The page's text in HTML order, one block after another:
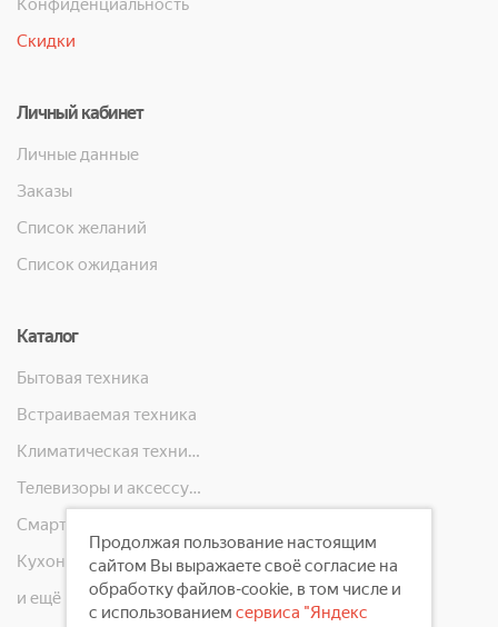
Конфиденциальность
Скидки
Личный кабинет
Личные данные
Заказы
Список желаний
Список ожидания
Каталог
Бытовая техника
Встраиваемая техника
Климатическая техника
Телевизоры и аксессуары
Кухонная техника
и ещё 10 категорий
Продолжая пользование настоящим
сайтом Вы выражаете своё согласие на
обработку файлов-cookie, в том числе и
с использованием сервиса "Яндекс